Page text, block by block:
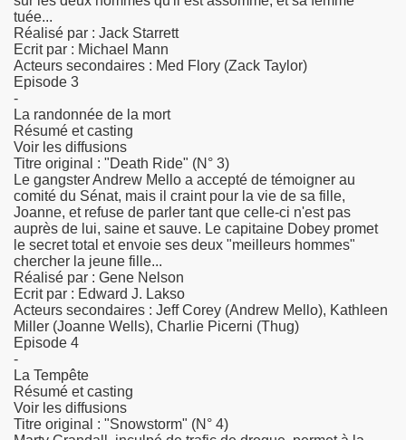
tuée...
Réalisé par : Jack Starrett
Ecrit par : Michael Mann
Acteurs secondaires : Med Flory (Zack Taylor)
Episode 3
-
La randonnée de la mort
Résumé et casting
Voir les diffusions
Titre original : "Death Ride" (N° 3)
Le gangster Andrew Mello a accepté de témoigner au
comité du Sénat, mais il craint pour la vie de sa fille,
Joanne, et refuse de parler tant que celle-ci n'est pas
auprès de lui, saine et sauve. Le capitaine Dobey promet
le secret total et envoie ses deux "meilleurs hommes"
chercher la jeune fille...
Réalisé par : Gene Nelson
Ecrit par : Edward J. Lakso
Acteurs secondaires : Jeff Corey (Andrew Mello), Kathleen
Miller (Joanne Wells), Charlie Picerni (Thug)
Episode 4
-
La Tempête
Résumé et casting
Voir les diffusions
Titre original : "Snowstorm" (N° 4)
autres